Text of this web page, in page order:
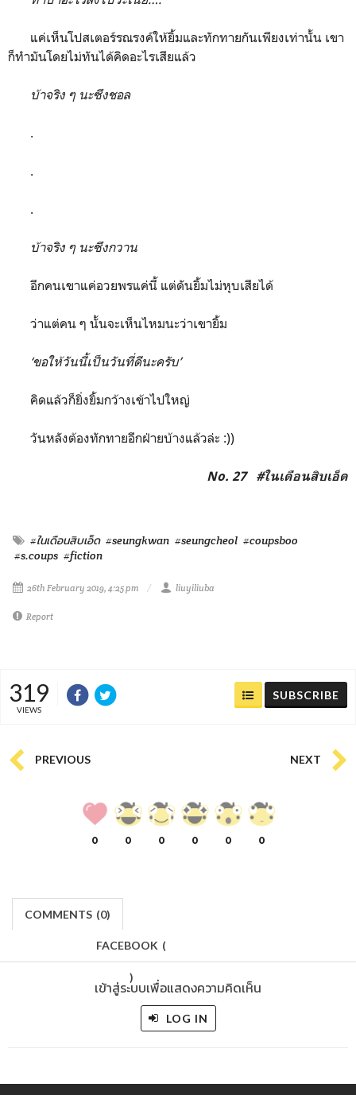
แค่เห็นโปสเตอร์รณรงค์ให้ยิ้มและทักทายกันเพียงเท่านั้น เขา
ก็ทำมันโดยไม่ทันได้คิดอะไรเสียแล้ว
บ้าจริง ๆ นะซึงชอล
.
.
.
บ้าจริง ๆ นะซึงกวาน
อีกคนเขาแค่อวยพรแค่นี้ แต่ดันยิ้มไม่หุบเสียได้
ว่าแต่คน ๆ นั้นจะเห็นไหมนะว่าเขายิ้ม
‘ขอให้วันนี้เป็นวันที่ดีนะครับ’
คิดแล้วก็ยิ่งยิ้มกว้างเข้าไปใหญ่
วันหลังต้องทักทายอีกฝ่ายบ้างแล้วล่ะ :))
No. 27 #ในเดือนสิบเอ็ด
#ในเดือนสิบเอ็ด #seungkwan #seungcheol #coupsboo
#s.coups #fiction
26th February 2019, 4:25 pm liuyiliuba
Report
319
VIEWS
SUBSCRIBE
PREVIOUS NEXT
0 0 0 0 0 0
COMMENTS (0)
FACEBOOK (
)
เข้าสู่ระบบเพื่อแสดงความคิดเห็น
LOG IN